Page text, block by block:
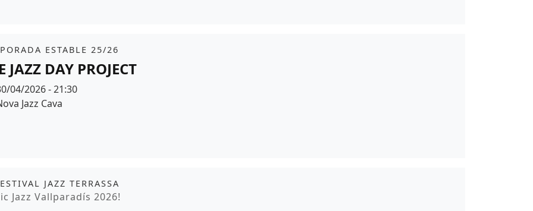
ESTABLE 25/26
JAZZ DAY PROJECT
04/2026 - 21:30
Jazz Cava
JAZZ TERRASSA
Jazz Vallparadís 2026!